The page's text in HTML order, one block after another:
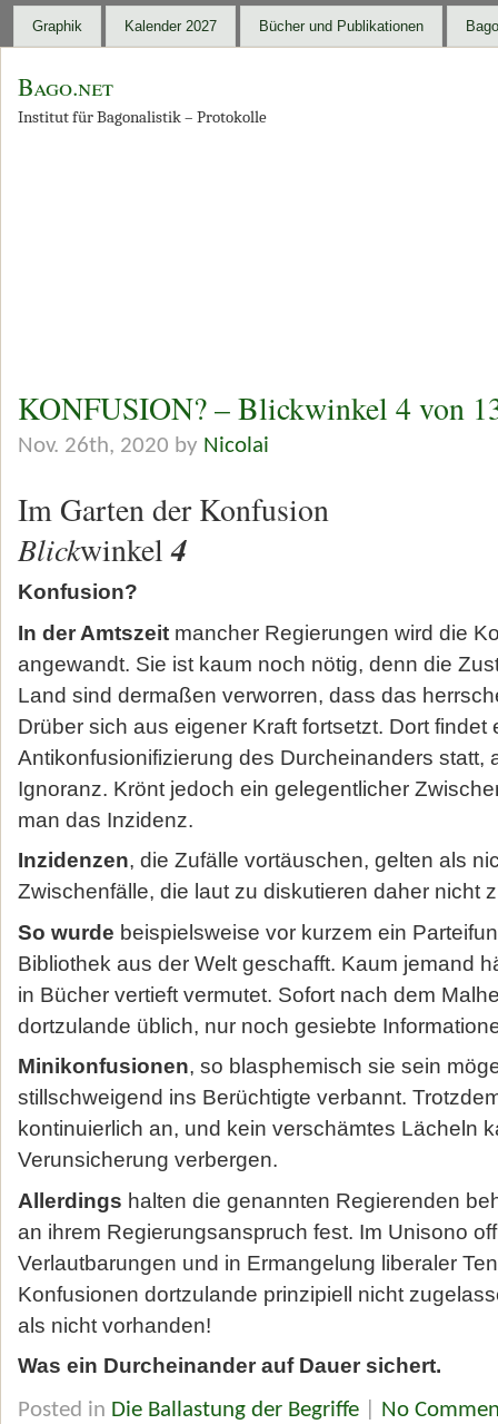
Graphik Kalender 2027 Bücher und Publikationen
Bago.net
Institut für Bagonalistik – Protokolle
KONFUSION? – Blickwinkel 4 von
Nov. 26th, 2020 by Nicolai
Im Garten der Konfusion
Blickwinkel4
Konfusion?
In der Amtszeit mancher Regierungen wird die
angewandt. Sie ist kaum noch nötig, denn die
Land sind dermaßen verworren, dass das
Drüber sich aus eigener Kraft fortsetzt. Dort findet
Antikonfusionifizierung des Durcheinanders statt,
Ignoranz. Krönt jedoch ein gelegentlicher
man das Inzidenz.
Inzidenzen, die Zufälle vortäuschen, gelten als
Zwischenfälle, die laut zu diskutieren daher nicht
So wurde beispielsweise vor kurzem ein
Bibliothek aus der Welt geschafft. Kaum jemand
in Bücher vertieft vermutet. Sofort nach dem
dortzulande üblich, nur noch gesiebte
Minikonfusionen, so blasphemisch sie sein
stillschweigend ins Berüchtigte verbannt.
kontinuierlich an, und kein verschämtes Lächeln
Verunsicherung verbergen.
Allerdings halten die genannten Regierenden
an ihrem Regierungsanspruch fest. Im Unisono
Verlautbarungen und in Ermangelung liberaler
Konfusionen dortzulande prinzipiell nicht
als nicht vorhanden!
Was ein Durcheinander auf Dauer sichert.
Posted in Die Ballastung der Begriffe No